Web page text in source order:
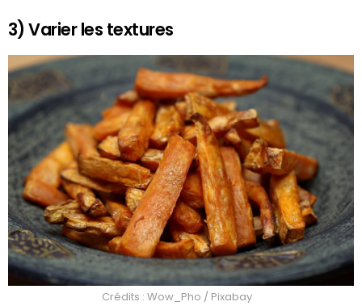
3) Varier les textures
Crédits : Wow_Pho / Pixabay